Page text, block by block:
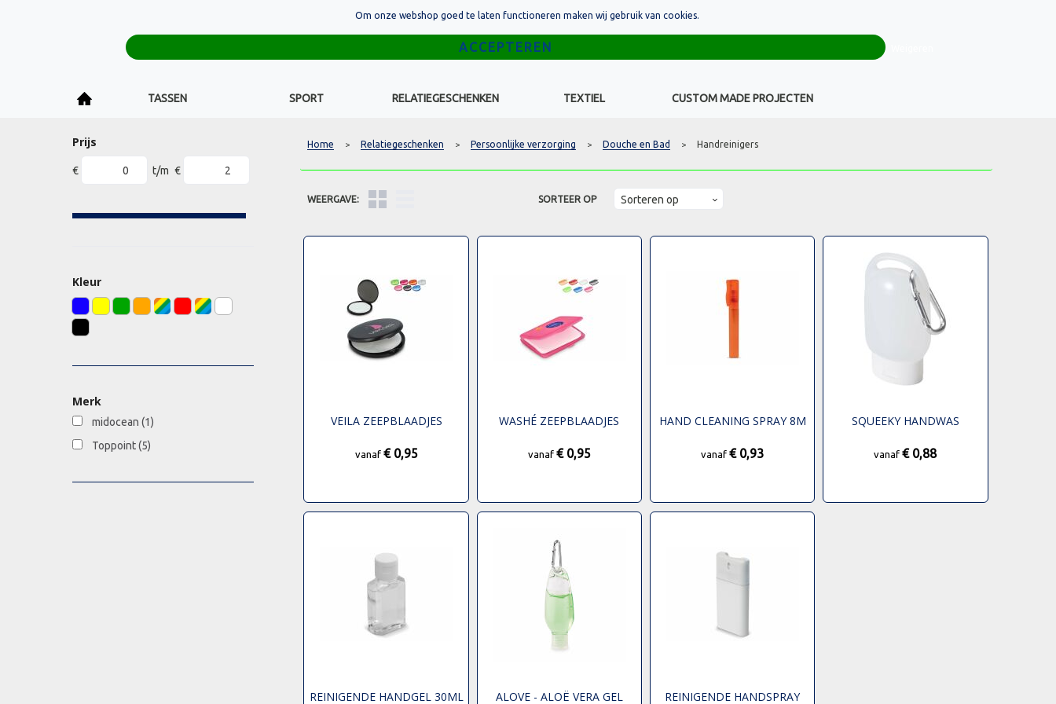
+32(0)16 43 54 19
TASSEN SPORT RELATIEGESCHENKEN TEXTIEL CUSTOM MADE PROJECTEN
Prijs
€ t/m €
Kleur
Merk
midocean (1)
Toppoint (5)
Home > Relatiegeschenken > Persoonlijke verzorging > Douche en Bad > Handreinigers
WEERGAVE: SORTEER OP
VEILA ZEEPBLAADJES
vanaf € 0,95
WASHÉ ZEEPBLAADJES
vanaf € 0,95
HAND CLEANING SPRAY 8M
vanaf€ 0,93
SQUEEKY HANDWAS
vanaf€ 0,88
REINIGENDE HANDGEL 30ML ALOVE - ALOË VERA GEL REINIGENDE HANDSPRAY
Om onze webshop goed te laten functioneren maken wij gebruik van cookies.